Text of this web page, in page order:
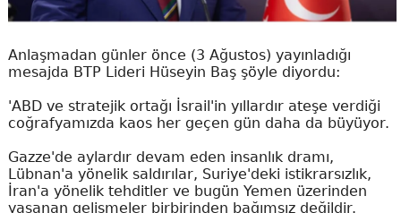
Anlaşmadan günler önce (3 Ağustos) yayınladığı
mesajda BTP Lideri Hüseyin Baş şöyle diyordu:
'ABD ve stratejik ortağı İsrail'in yıllardır ateşe verdiği
coğrafyamızda kaos her geçen gün daha da büyüyor.
Gazze'de aylardır devam eden insanlık dramı,
Lübnan'a yönelik saldırılar, Suriye'deki istikrarsızlık,
İran'a yönelik tehditler ve bugün Yemen üzerinden
yaşanan gelişmeler birbirinden bağımsız değildir.